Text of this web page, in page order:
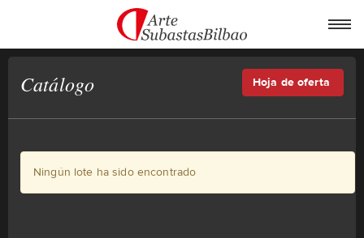
Catálogo Hoja de oferta
Ningún lote ha sido encontrado